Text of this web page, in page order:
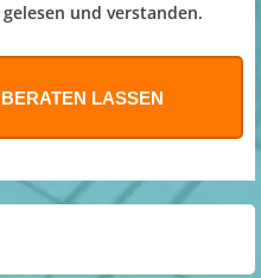
gelesen und verstanden.